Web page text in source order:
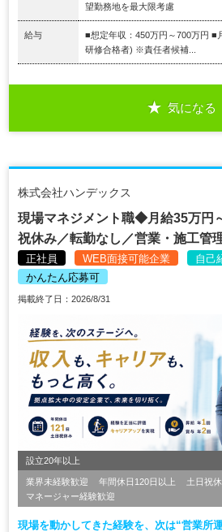
望勤務地を最大限考慮
給与
■想定年収：450万円～700万円 ■
研修合格者) ※責任者候補...
気になる
株式会社ハンデックス
現場マネジメント職◆月給35万円
祝休み／転勤なし／営業・施工管
正社員 WEB面接可能企業
自己
かんたん応募可
掲載終了日：2026/8/31
設立20年以上
業界未経験歓迎 年間休日120日以上 土日祝
マネージャー経験歓迎
現場を動かしてきた経験を、次は“営業所